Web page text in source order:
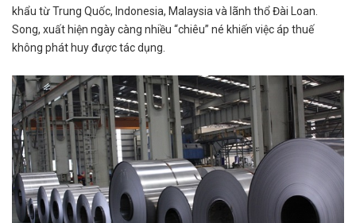
khẩu từ Trung Quốc, Indonesia, Malaysia và lãnh thổ Đài Loan.
Song, xuất hiện ngày càng nhiều “chiêu” né khiến việc áp thuế
không phát huy được tác dụng.